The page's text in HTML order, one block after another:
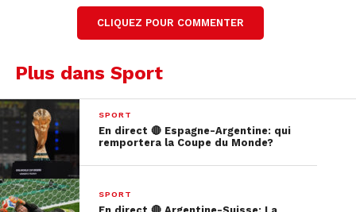
CLIQUEZ POUR COMMENTER
Plus dans Sport
SPORT
En direct 🔴 Espagne-Argentine: qui
remportera la Coupe du Monde?
SPORT